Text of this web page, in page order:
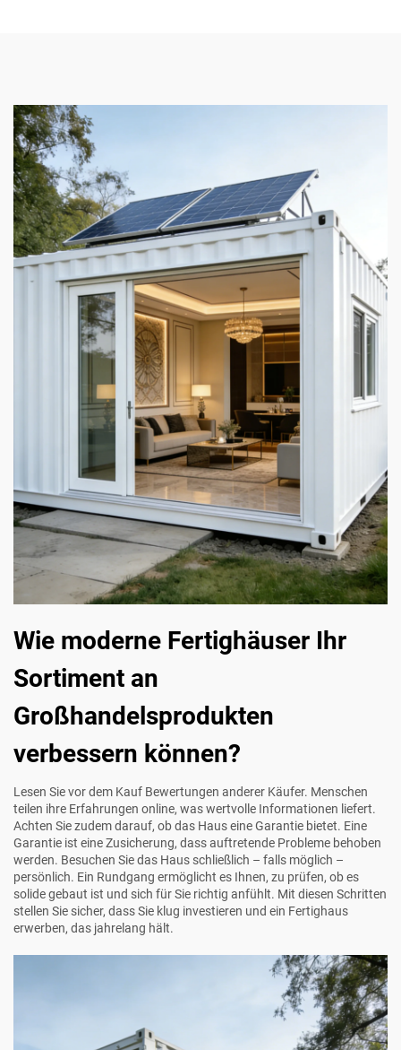
Wie moderne Fertighäuser Ihr
Sortiment an
Großhandelsprodukten
verbessern können?
Lesen Sie vor dem Kauf Bewertungen anderer Käufer. Menschen
teilen ihre Erfahrungen online, was wertvolle Informationen liefert.
Achten Sie zudem darauf, ob das Haus eine Garantie bietet. Eine
Garantie ist eine Zusicherung, dass auftretende Probleme behoben
werden. Besuchen Sie das Haus schließlich – falls möglich –
persönlich. Ein Rundgang ermöglicht es Ihnen, zu prüfen, ob es
solide gebaut ist und sich für Sie richtig anfühlt. Mit diesen Schritten
stellen Sie sicher, dass Sie klug investieren und ein Fertighaus
erwerben, das jahrelang hält.